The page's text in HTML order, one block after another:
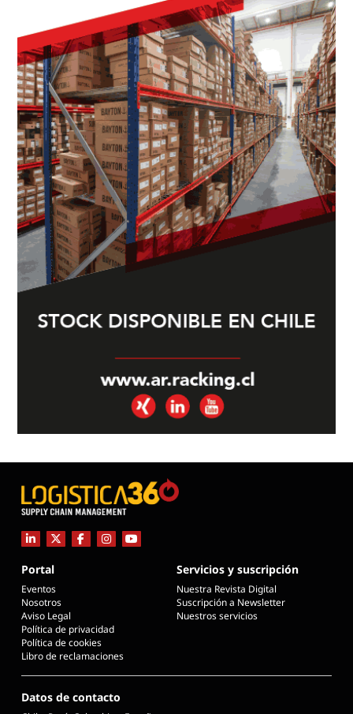
Portal
Eventos
Nosotros
Aviso Legal
Política de privacidad
Política de cookies
Libro de reclamaciones
Servicios y suscripción
Nuestra Revista Digital
Suscripción a Newsletter
Nuestros servicios
Datos de contacto